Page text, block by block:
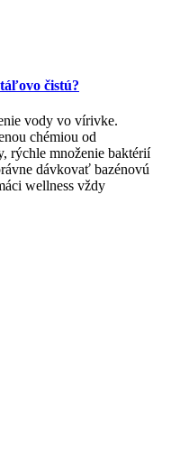
čistú?
vody vo vírivke.
chémiou od
rýchle množenie baktérií
dávkovať bazénovú
wellness vždy